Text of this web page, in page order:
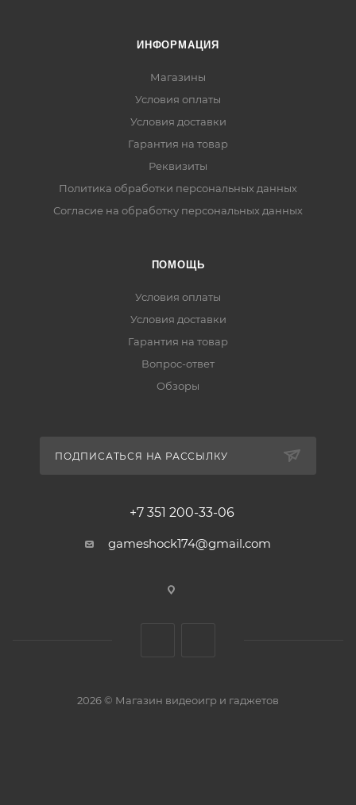
ИНФОРМАЦИЯ
Магазины
Условия оплаты
Условия доставки
Гарантия на товар
Реквизиты
Политика обработки персональных данных
Согласие на обработку персональных данных
ПОМОЩЬ
Условия оплаты
Условия доставки
Гарантия на товар
Вопрос-ответ
Обзоры
ПОДПИСАТЬСЯ НА РАССЫЛКУ
+7 351 200-33-06
gameshock174@gmail.com
2026 © Магазин видеоигр и гаджетов